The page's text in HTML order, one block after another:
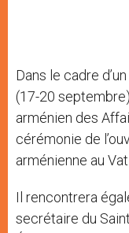
Dans le cadre
(17-20
arménien des
cérémonie de
arménienne au
Il rencontrera
secrétaire du